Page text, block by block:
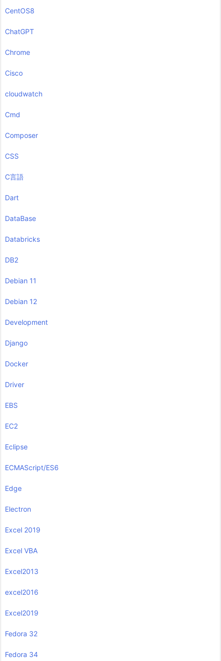
CentOS8
ChatGPT
Chrome
Cisco
cloudwatch
Cmd
Composer
CSS
C言語
Dart
DataBase
Databricks
DB2
Debian 11
Debian 12
Development
Django
Docker
Driver
EBS
EC2
Eclipse
ECMAScript/ES6
Edge
Electron
Excel 2019
Excel VBA
Excel2013
excel2016
Excel2019
Fedora 32
Fedora 34